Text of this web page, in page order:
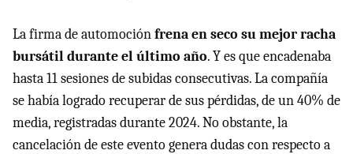
La firma de automociónfrena en seco su mejor racha
bursátil durante el último año. Y es que encadenaba
hasta 11 sesiones de subidas consecutivas. La compañía
se había logrado recuperar de sus pérdidas, de un 40% de
media, registradas durante 2024. No obstante, la
cancelación de este evento genera dudas con respecto a